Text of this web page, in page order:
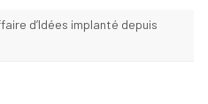
d’Idées implanté depuis